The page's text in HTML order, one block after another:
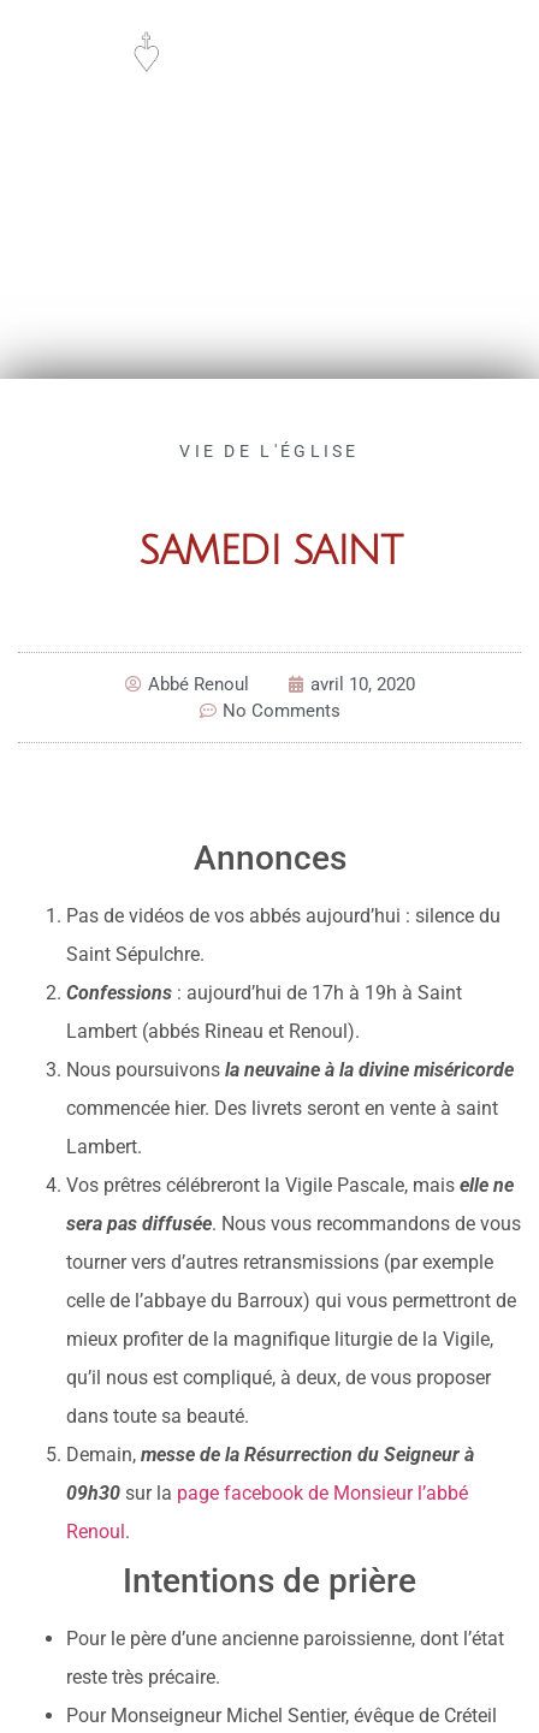
VIE DE L'ÉGLISE
SAMEDI SAINT
Abbé Renoul
avril 10, 2020
No Comments
Annonces
Pas de vidéos de vos abbés aujourd’hui : silence du
Saint Sépulchre.
Confessions : aujourd’hui de 17h à 19h à Saint
Lambert (abbés Rineau et Renoul).
Nous poursuivons la neuvaine à la divine miséricorde
commencée hier. Des livrets seront en vente à saint
Lambert.
Vos prêtres célébreront la Vigile Pascale, mais elle ne
sera pas diffusée. Nous vous recommandons de vous
tourner vers d’autres retransmissions (par exemple
celle de l’abbaye du Barroux) qui vous permettront de
mieux profiter de la magnifique liturgie de la Vigile,
qu’il nous est compliqué, à deux, de vous proposer
dans toute sa beauté.
Demain, messe de la Résurrection du Seigneur à
09h30 sur la page facebook de Monsieur l’abbé
Renoul .
Intentions de prière
Pour le père d’une ancienne paroissienne, dont l’état
reste très précaire.
Pour Monseigneur Michel Sentier, évêque de Créteil